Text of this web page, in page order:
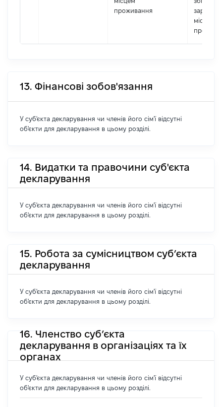
проживання
місцем
13. Фінансові зобов'язання
У суб'єкта декларування чи членів його сім'ї відсутні
об'єкти для декларування в цьому розділі.
14. Видатки та правочини суб'єкта
декларування
У суб'єкта декларування чи членів його сім'ї відсутні
об'єкти для декларування в цьому розділі.
15. Робота за сумісництвом суб’єкта
декларування
У суб'єкта декларування чи членів його сім'ї відсутні
об'єкти для декларування в цьому розділі.
16. Членство суб’єкта
декларування в організаціях та їх
органах
У суб'єкта декларування чи членів його сім'ї відсутні
об'єкти для декларування в цьому розділі.